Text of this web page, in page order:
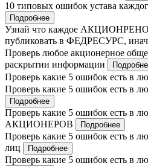
10 типовых ошибок устава
Подробнее
Узнай что каждое
публиковать в ФЕДРЕСУРС,
Проверь любое акционерное
раскрытии информации
Проверь какие 5 ошибок есть в
Проверь какие 5 ошибок есть в
Подробнее
Проверь какие 5 ошибок есть в
АКЦИОНЕРОВ
Подробнее
Проверь какие 5 ошибок есть в
лиц
Подробнее
Проверь какие 5 ошибок есть в